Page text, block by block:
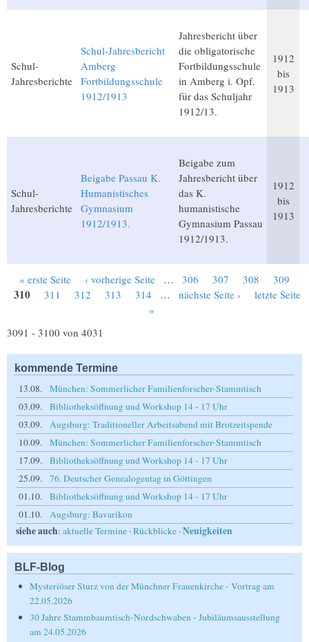
Schul-
Jahresberichte
Schul-Jahresbericht
Amberg
Fortbildungsschule
1912/1913
Jahresbericht über
die obligatorische
Fortbildungsschule
in Amberg i. Opf.
für das Schuljahr
1912/13.
1912
bis
1913
Schul-
Jahresberichte
Beigabe Passau K.
Humanistisches
Gymnasium
1912/1913.
Beigabe zum
Jahresbericht über
das K.
humanistische
Gymnasium Passau
1912/1913.
1912
bis
1913
Seiten
« erste Seite ‹ vorherige Seite … 306 307 308 309
310 311 312 313 314 … nächste Seite ›
letzte Seite
»
3091 - 3100 von 4031
kommende Termine
13.08.
München: Sommerlicher Familienforscher-Stammtisch
03.09.
Bibliotheksöffnung und Workshop 14 - 17 Uhr
03.09.
Augsburg: Traditioneller Arbeitsabend mit Brotzeitspende
10.09.
München: Sommerlicher Familienforscher-Stammtisch
17.09.
Bibliotheksöffnung und Workshop 14 - 17 Uhr
25.09.
76. Deutscher Genealogentag in Göttingen
01.10.
Bibliotheksöffnung und Workshop 14 - 17 Uhr
01.10.
Augsburg: Bavarikon
siehe auch: aktuelle Termine ·Rückblicke ·Neuigkeiten
BLF-Blog
Mysteriöser Sturz von der Münchner Frauenkirche - Vortrag am
22.05.2026
30 Jahre Stammbaumtisch-Nordschwaben - Jubiläumsausstellung
am 24.05.2026